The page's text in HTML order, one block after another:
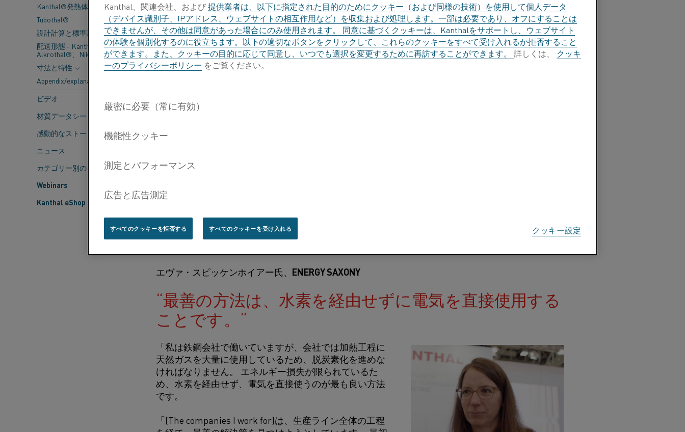
Kanthal®発熱体の主要データ
Tubothal®
設計計算と標準許容差
配送形態 - Kanthal®、
Alkrothal®、Nikrothal®
寸法と特性
Appendix/explanations
ビデオ
材質データシート
感動的なストーリー
ニュース
カテゴリー別のコンテンツ
Webinars
Kanthal eShop
デニス・バード氏、RIEDHAMMER GMBH
「特に、太陽光や風力など、再生可能エネルギーの導入
が進むにつれて、電気加熱が業界に良い影響を与えるこ
とは間違いないでしょう。 ガスなどの天然資源を消費す
熱に使うことができます。 これは大きな可能性を秘めて
います。」
する主な理由：
エネルギー効率の向上
エヴァ・スピッケンホイアー氏、ENERGY SAXONY
最善の方法は、水素を経由せずに電気を直接使用する
ことです。
「私は鉄鋼会社で働いていますが、会社では加熱工程に
天然ガスを大量に使用しているため、脱炭素化を進めな
ければなりません。 エネルギー損失が限られているた
め、水素を経由せず、電気を直接使うのが最も良い方法
です。
「[The companies I work for]は、生産ライン全体の工程
Kanthal、関連会社、および提供業者は、以下に指定された目的のためにクッキー（および同様の技術）を使用して個人データ
（デバイス識別子、IPアドレス、ウェブサイトの相互作用など）を収集および処理します。一部は必要であり、オフにすることは
できませんが、その他は同意があった場合にのみ使用されます。 同意に基づくクッキーは、Kanthalをサポートし、ウェブサイト
の体験を個別化するのに役立ちます。以下の適切なボタンをクリックして、これらのクッキーをすべて受け入れるか拒否すること
ができます。また、クッキーの目的に応じて同意し、いつでも選択を変更するために再訪することができます。 詳しくは、 クッキ
ーのプライバシーポリシー をご覧ください。
クッキー設定
すべてのクッキーを拒否する すべてのクッキーを受け入れる